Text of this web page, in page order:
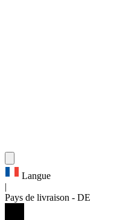
Langue
Pays de livraison - DE